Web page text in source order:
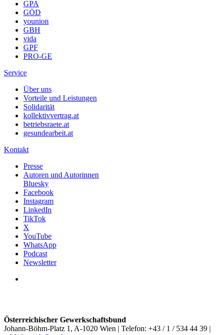
GPA
GÖD
younion
GBH
vida
GPF
PRO-GE
Service
Über uns
Vorteile und Leistungen
Solidarität
kollektivvertrag.at
betriebsraete.at
gesundearbeit.at
Kontakt
Presse
Autoren und Autorinnen
Bluesky
Facebook
Instagram
LinkedIn
TikTok
X
YouTube
WhatsApp
Podcast
Newsletter
Österreichischer Gewerkschaftsbund
Johann-Böhm-Platz 1, A-1020 Wien | Telefon: +43 / 1 / 534 44 39 |